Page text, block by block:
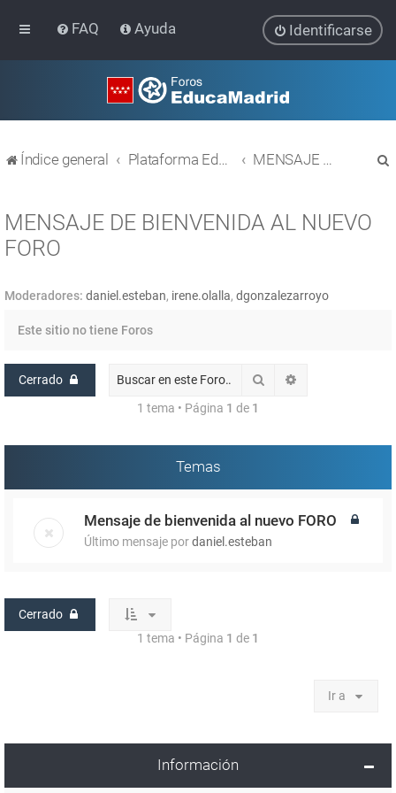
FAQ Ayuda Identificarse
Índice general Plataforma Educativa EducaMadrid MENSAJE DE BIENVENIDA AL NUEVO FORO
MENSAJE DE BIENVENIDA AL NUEVO
FORO
Moderadores: daniel.esteban, irene.olalla, dgonzalezarroyo
Este sitio no tiene Foros
Cerrado Buscar
1 tema • Página 1 de 1
Temas
Mensaje de bienvenida al nuevo FORO
Último mensaje pordaniel.esteban
Cerrado
1 tema • Página 1 de 1
Ir a
Información